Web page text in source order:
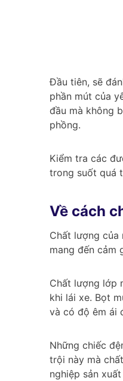
Đầu tiên, sẽ
phần mút của
đầu mà không
phồng.
Kiểm tra các
trong suốt quá
Về cách
Chất lượng
mang đến cảm
Chất lượng lớp
khi lái xe. Bọt
và có độ êm ái
Những chiếc
trội này mà
nghiệp sản